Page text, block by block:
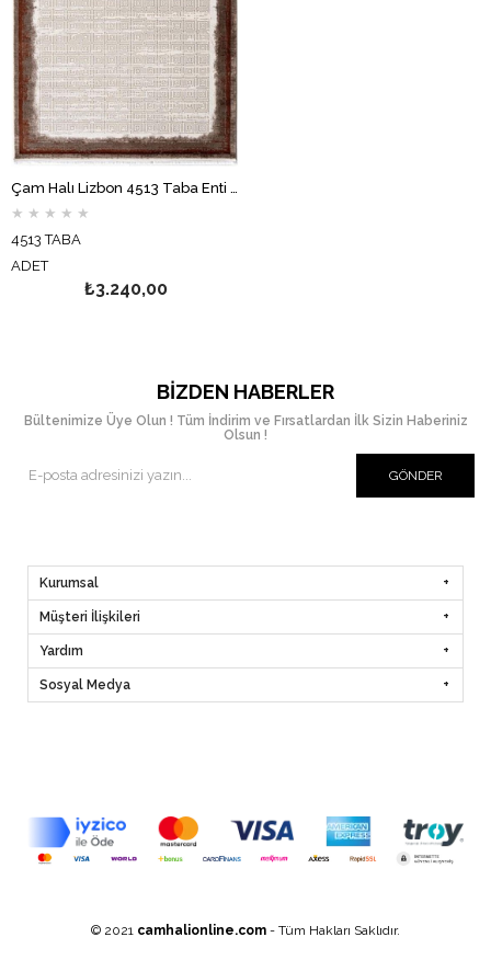
★ ★ ★ ★ ★
4513 TABA
ADET
₺3.240,00
BIZDEN HABERLER
Bültenimize Üye Olun ! Tüm İndirim ve Fırsatlardan İlk Sizin Haberiniz
Olsun !
GÖNDER
Kurumsal
Müşteri İlişkileri
Yardım
Sosyal Medya
© 2021 camhalionline.com - Tüm Hakları Saklıdır.